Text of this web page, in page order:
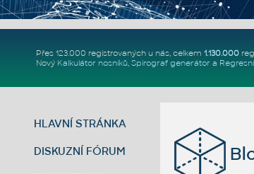
Přes 123.000 registrovaných u nás, celkem 1.130.000
Nový Kalkulátor nosníků, Spirograf generátor a
HLAVNÍ STRÁNKA
DISKUZNÍ FÓRUM